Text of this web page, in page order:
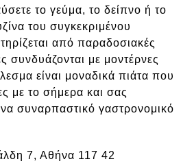
το γεύμα, το δείπνο ή το
του συγκεκριμένου
από παραδοσιακές
συνδυάζονται με μοντέρνες
είναι μοναδικά πιάτα που
με το σήμερα και σας
συναρπαστικό γαστρονομικό
7, Αθήνα 117 42